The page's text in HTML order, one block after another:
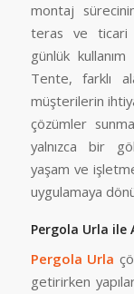
montaj
teras ve ticari
günlük
Tente, farklı
müşterilerin
çözümler
yalnızca bir
yaşam ve
uygulamaya
Pergola Urla ile
Pergola Urla
getirirken